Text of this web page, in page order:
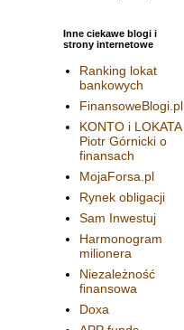
Inne ciekawe blogi i
strony internetowe
Ranking lokat
bankowych
FinansoweBlogi.pl
KONTO i LOKATA
Piotr Górnicki o
finansach
MojaForsa.pl
Rynek obligacji
Sam Inwestuj
Harmonogram
milionera
Niezależność
finansowa
Doxa